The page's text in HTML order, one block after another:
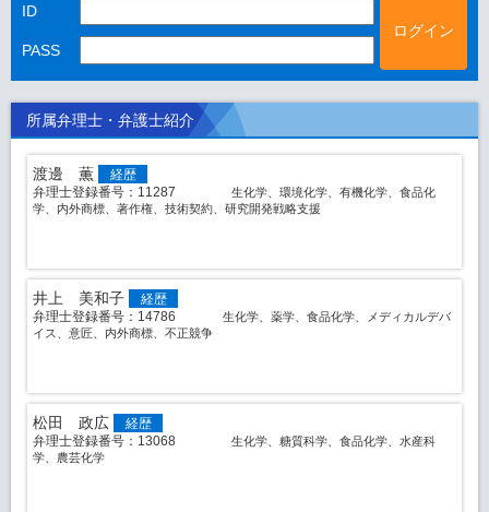
ID
PASS
所属弁理士・弁護士紹介
渡邊 薫
経歴
弁理士登録番号：11287
生化学、環境化学、有機化学、食品化
学、内外商標、著作権、技術契約、研究開発戦略支援
井上 美和子
経歴
弁理士登録番号：14786
生化学、薬学、食品化学、メディカルデバ
イス、意匠、内外商標、不正競争
松田 政広
経歴
弁理士登録番号：13068
生化学、糖質科学、食品化学、水産科
学、農芸化学